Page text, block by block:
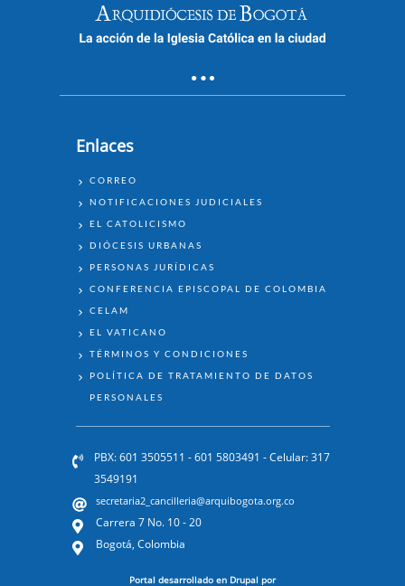
Enlaces
ENLACES
CORREO
NOTIFICACIONES JUDICIALES
EL CATOLICISMO
DIÓCESIS URBANAS
PERSONAS JURÍDICAS
CONFERENCIA EPISCOPAL DE COLOMBIA
CELAM
EL VATICANO
TÉRMINOS Y CONDICIONES
POLÍTICA DE TRATAMIENTO DE DATOS
PERSONALES
PBX: 601 3505511 - 601 5803491 - Celular: 317
3549191
secretaria2_cancilleria@arquibogota.org.co
Carrera 7 No. 10 - 20
Bogotá, Colombia
Portal desarrollado en Drupal por